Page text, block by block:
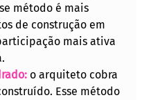
método é mais
de construção em
mais ativa
o arquiteto cobra
Esse método